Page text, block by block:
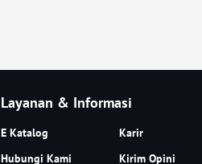
Layanan & Informasi
E Katalog
Karir
Hubungi Kami
Kirim Opini